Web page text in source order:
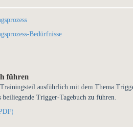
Bedürfnisse
führen
ausführlich mit dem Thema
Trigger-Tagebuch zu führen.